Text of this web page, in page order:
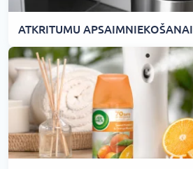
ATKRITUMU APSAIMNIEKOŠANAI